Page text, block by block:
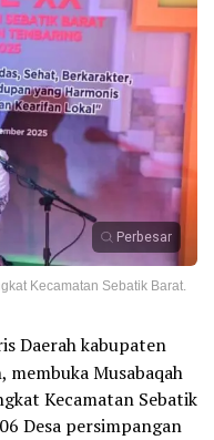
Perbesar
Kecamatan Sebatik Barat.
Daerah kabupaten
Musabaqah
Kecamatan Sebatik
Desa persimpangan